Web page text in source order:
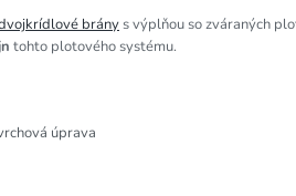
bránys výplňou so zváraných
tohto plotového systému.
úprava